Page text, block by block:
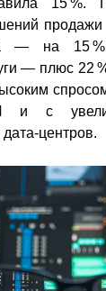
15
— на 15
— плюс 22
и с
центров.